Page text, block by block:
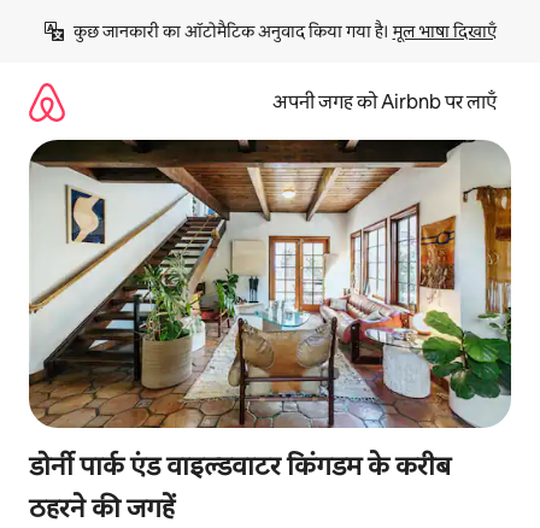
छोड़कर
कॉन्टेंट
कुछ जानकारी का ऑटोमैटिक अनुवाद किया गया है। मूल भाषा दिखाएँ
अपनी जगह को Airbnb पर लाएँ
डोर्नी पार्क एंड वाइल्डवाटर किंगडम के करीब
ठहरने की जगहें